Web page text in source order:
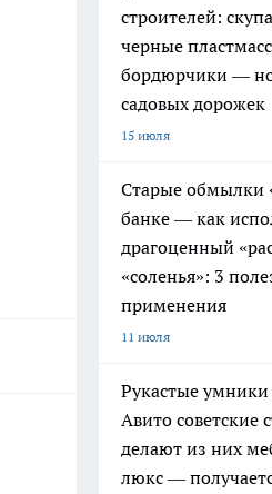
строителей:
черные
бордюрчики —
садовых дорожек
15 июля
Старые обмылки
банке — как
драгоценный
«соленья»: 3
применения
11 июля
Рукастые
Авито советские
делают из них
люкс —